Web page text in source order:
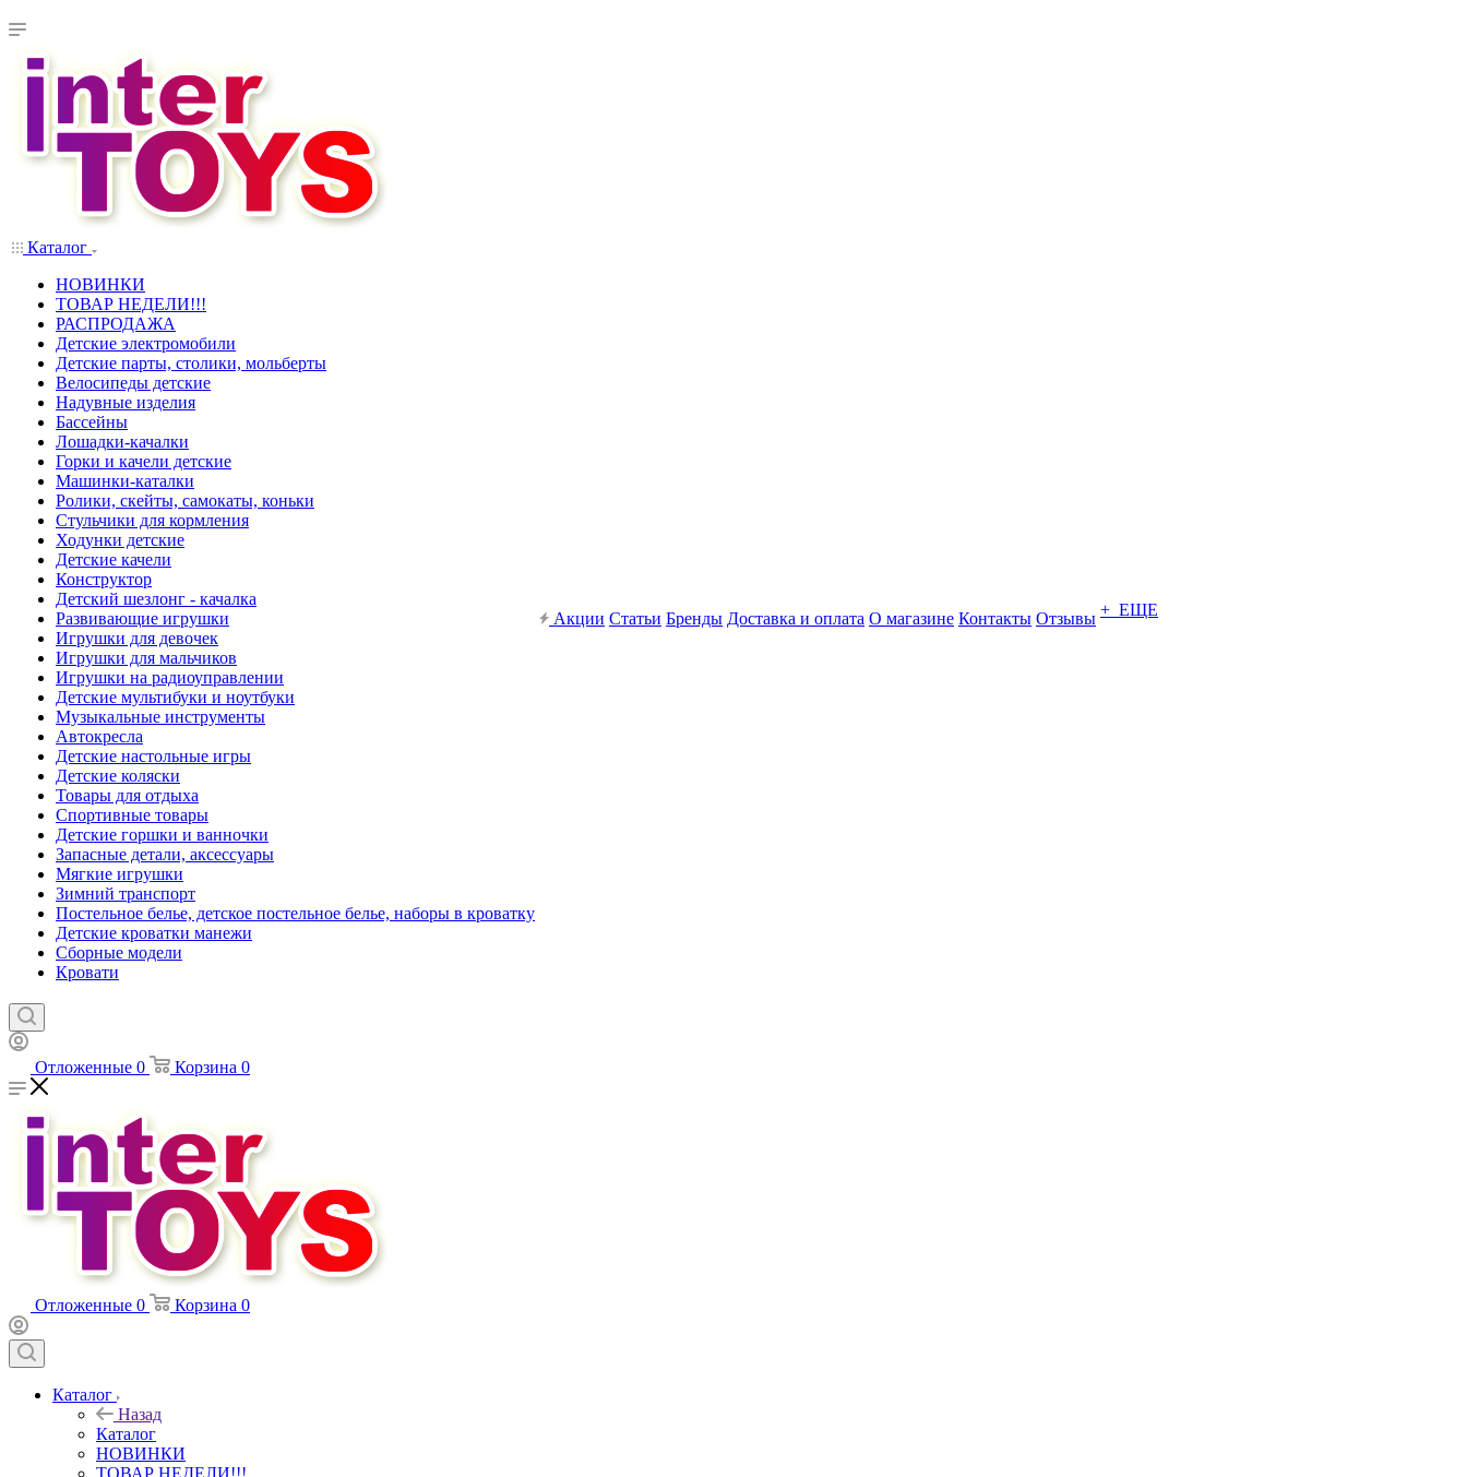
Каталог
НОВИНКИ
ТОВАР НЕДЕЛИ!!!
РАСПРОДАЖА
Детские электромобили
Детские парты, столики, мольберты
Велосипеды детские
Надувные изделия
Бассейны
Лошадки-качалки
Горки и качели детские
Машинки-каталки
Ролики, скейты, самокаты, коньки
Стульчики для кормления
Ходунки детские
Детские качели
Конструктор
Детский шезлонг - качалка
Развивающие игрушки
Игрушки для девочек
Игрушки для мальчиков
Игрушки на радиоуправлении
Детские мультибуки и ноутбуки
Музыкальные инструменты
Автокресла
Детские настольные игры
Детские коляски
Товары для отдыха
Спортивные товары
Детские горшки и ванночки
Запасные детали, аксессуары
Мягкие игрушки
Зимний транспорт
Постельное белье, детское постельное белье, наборы в кроватку
Детские кроватки манежи
Сборные модели
Кровати
Акции Статьи Бренды Доставка и оплата О магазине Контакты Отзывы + ЕЩЕ
Отложенные 0 Корзина 0
Отложенные 0 Корзина 0
Каталог
Назад
Каталог
НОВИНКИ
ТОВАР НЕДЕЛИ!!!